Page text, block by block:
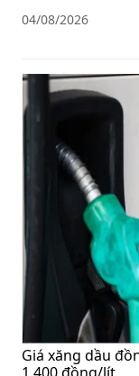
04/08/2026
Giá xăng dầu